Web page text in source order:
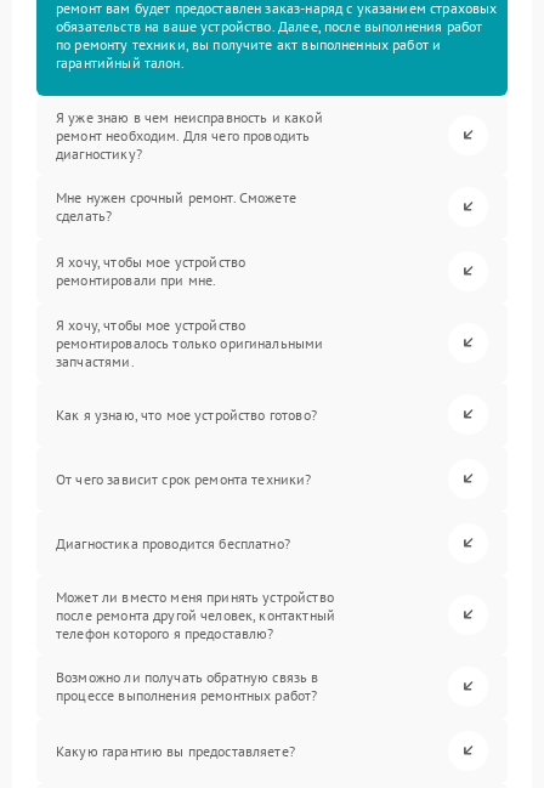
ремонт вам будет предоставлен заказ-наряд с указанием страховых
обязательств на ваше устройство. Далее, после выполнения работ
по ремонту техники, вы получите акт выполненных работ и
гарантийный талон.
Я уже знаю в чем неисправность и какой
ремонт необходим. Для чего проводить
диагностику?
Мне нужен срочный ремонт. Сможете
сделать?
Я хочу, чтобы мое устройство
ремонтировали при мне.
Я хочу, чтобы мое устройство
ремонтировалось только оригинальными
запчастями.
Как я узнаю, что мое устройство готово?
От чего зависит срок ремонта техники?
Диагностика проводится бесплатно?
Может ли вместо меня принять устройство
после ремонта другой человек, контактный
телефон которого я предоставлю?
Возможно ли получать обратную связь в
процессе выполнения ремонтных работ?
Какую гарантию вы предоставляете?